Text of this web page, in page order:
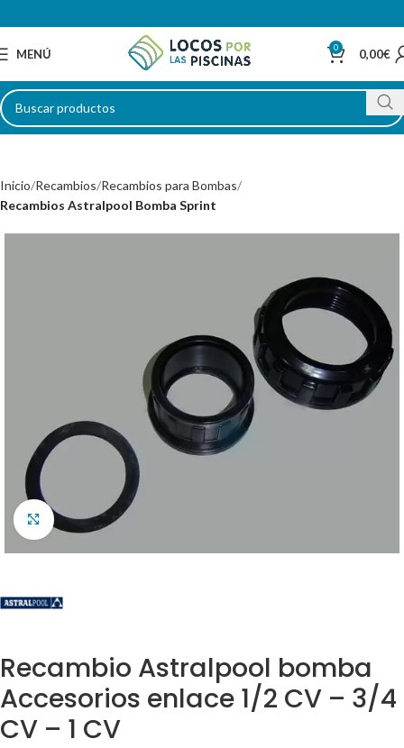
MENÚ 0 0,00€
Inicio Recambios Recambios para Bombas
Recambios Astralpool Bomba Sprint
Clic para ampliar
Recambio Astralpool bomba
Accesorios enlace 1/2 CV – 3/4
CV – 1 CV